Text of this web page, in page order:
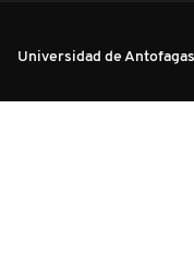
Universidad de